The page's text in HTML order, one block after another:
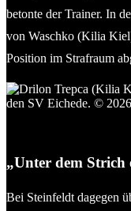
betonte der Trainer. In
von Waschko (Kilia
Position im Strafraum
„Unter dem Strich
Bei Steinfeldt dagegen